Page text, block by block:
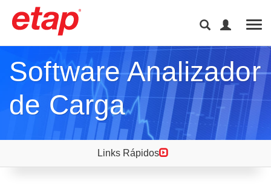
Software Analizador
de Carga
Links Rápidos